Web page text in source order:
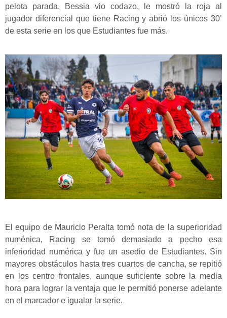
pelota parada, Bessia vio codazo, le mostró la roja al
jugador diferencial que tiene Racing y abrió los únicos 30’
de esta serie en los que Estudiantes fue más.
El equipo de Mauricio Peralta tomó nota de la superioridad
numénica, Racing se tomó demasiado a pecho esa
inferioridad numérica y fue un asedio de Estudiantes. Sin
mayores obstáculos hasta tres cuartos de cancha, se repitió
en los centro frontales, aunque suficiente sobre la media
hora para lograr la ventaja que le permitió ponerse adelante
en el marcador e igualar la serie.